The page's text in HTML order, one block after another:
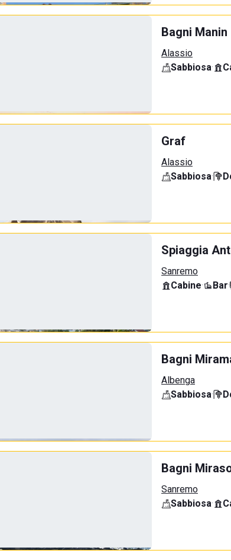
Bagni Manin
Alassio
Sabbiosa·
Graf
Alassio
Sabbiosa·
Spiaggia
Sanremo
Cabine· Bar·
Bagni
Albenga
Sabbiosa·
Bagni
Sanremo
Sabbiosa·